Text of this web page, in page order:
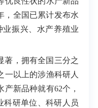
，全国已累计发布水
业振兴、水产养殖业
著，拥有全国三分之
一以上的涉渔科研人
新品种就有62个，
科研单位、科研人员